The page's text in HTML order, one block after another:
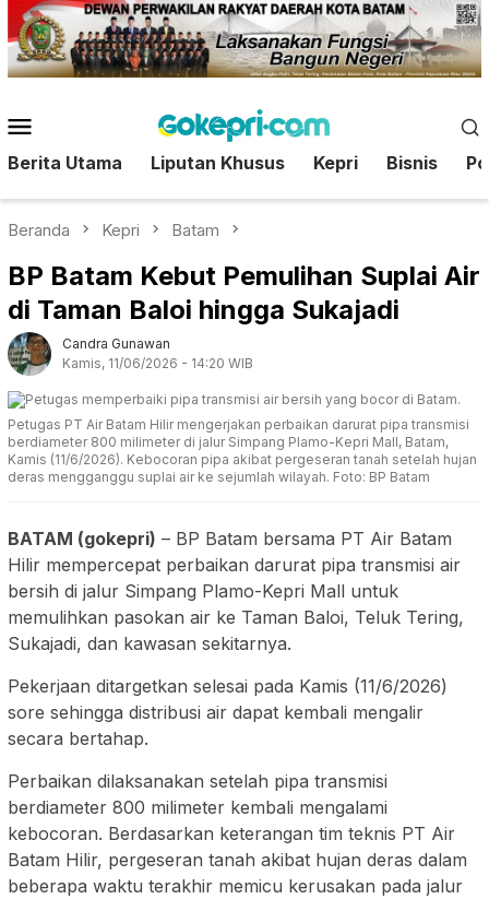
Loncat
ke
konten
Mobile
Berita Utama Liputan Khusus Kepri Bisnis
Beranda Kepri Batam
BP Batam Kebut Pemulihan Suplai Air
di Taman Baloi hingga Sukajadi
Candra Gunawan
Kamis, 11/06/2026 - 14:20 WIB
Petugas PT Air Batam Hilir mengerjakan perbaikan darurat pipa transmisi
berdiameter 800 milimeter di jalur Simpang Plamo-Kepri Mall, Batam,
Kamis (11/6/2026). Kebocoran pipa akibat pergeseran tanah setelah hujan
deras mengganggu suplai air ke sejumlah wilayah. Foto: BP Batam
BATAM (gokepri) – BP Batam bersama PT Air Batam
Hilir mempercepat perbaikan darurat pipa transmisi air
bersih di jalur Simpang Plamo-Kepri Mall untuk
memulihkan pasokan air ke Taman Baloi, Teluk Tering,
Sukajadi, dan kawasan sekitarnya.
Pekerjaan ditargetkan selesai pada Kamis (11/6/2026)
sore sehingga distribusi air dapat kembali mengalir
secara bertahap.
Perbaikan dilaksanakan setelah pipa transmisi
berdiameter 800 milimeter kembali mengalami
kebocoran. Berdasarkan keterangan tim teknis PT Air
Batam Hilir, pergeseran tanah akibat hujan deras dalam
beberapa waktu terakhir memicu kerusakan pada jalur